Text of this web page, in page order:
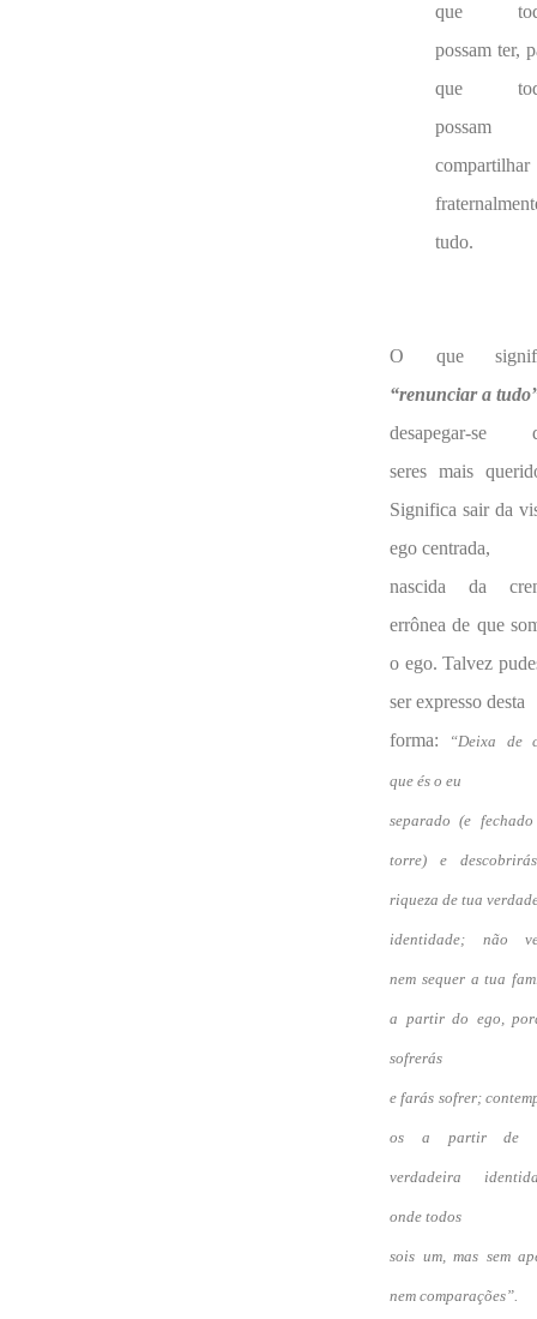
que
possam ter,
que
possam
compartilhar
tudo.
O que
“renunciar a
desapegar-se
seres mais
Significa sair da
ego centrada,
nascida da
errônea de que
o ego. Talvez
ser expresso desta
forma:
“Deixa de
que és o eu
separado (e
torre) e
riqueza de tua
identidade; não
nem sequer a tua
a partir do ego,
sofrerás
e farás sofrer;
os a partir de
verdadeira
onde todos
sois um, mas sem
nem comparações”.